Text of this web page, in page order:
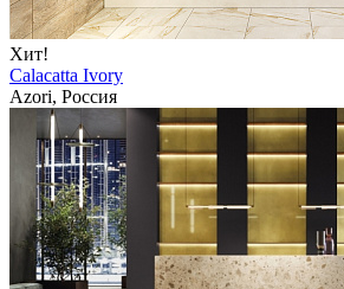
Хит!
Calacatta Ivory
Azori, Россия